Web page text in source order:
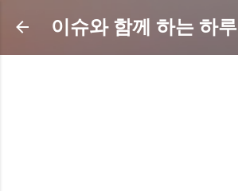
기본 콘텐츠로 건너뛰기
이슈와 함께 하는 하루